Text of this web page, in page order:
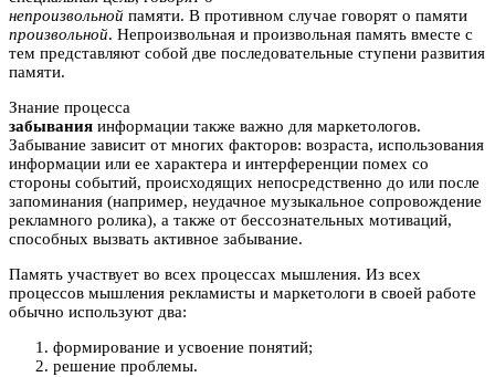
непроизвольной памяти. В противном случае говорят о памяти
произвольной. Непроизвольная и произвольная память вместе с
тем представляют собой две последовательные ступени развития
памяти.
Знание процесса
забывания информации также важно для маркетологов.
Забывание зависит от многих факторов: возраста, использования
информации или ее характера и интерференции помех со
стороны событий, происходящих непосредственно до или после
запоминания (например, неудачное музыкальное сопровождение
рекламного ролика), а также от бессознательных мотиваций,
способных вызвать активное забывание.
Память участвует во всех процессах мышления. Из всех
процессов мышления рекламисты и маркетологи в своей работе
обычно используют два:
формирование и усвоение понятий;
решение проблемы.